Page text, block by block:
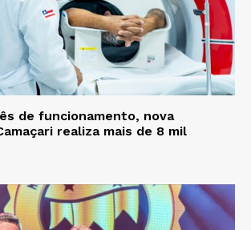
de funcionamento, nova
realiza mais de 8 mil